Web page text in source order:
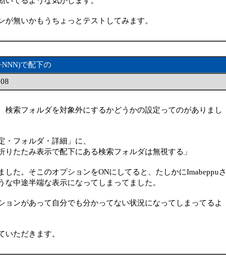
無いかもうちょっとテストしてみます。
で配下の
索フォルダを対象外にするかどうかの設定ってのがありまし
フォルダ・詳細」に、
たたみ表示で配下にある検索フォルダは無視する」
た。そこのオプションをONにしてると、たしかにImabeppuさ
な中途半端な表示になってしまってました。
ンがあって自分でも分かってない状況になってしまってるよ
ただきます。